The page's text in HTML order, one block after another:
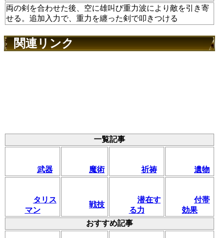
両の剣を合わせた後、空に雄叫び重力波により敵を引き寄
せる。追加入力で、重力を纏った剣で叩きつける
関連リンク
一覧記事
武器 魔術 祈祷 遺物
タリス
マン
戦技
潜在す
る力
付帯
効果
おすすめ記事